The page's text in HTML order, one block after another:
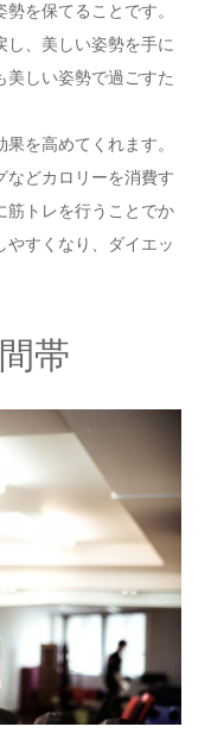
を保てることです。
し、美しい姿勢を手に
美しい姿勢で過ごすた
を高めてくれます。
などカロリーを消費す
筋トレを行うことでか
やすくなり、ダイエッ
帯